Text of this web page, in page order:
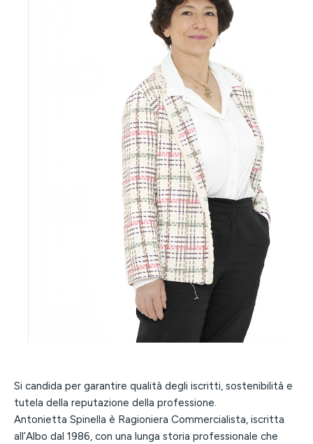
Si candida per garantire qualità degli iscritti, sostenibilità e
tutela della reputazione della professione.
Antonietta Spinella è Ragioniera Commercialista, iscritta
all’Albo dal 1986, con una lunga storia professionale che